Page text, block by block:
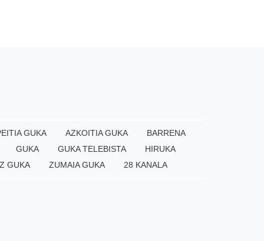
GUKA AZKOITIA GUKA
BARRENA
GUKA GUKA TELEBISTA
HIRUKA
GUKA ZUMAIA GUKA 28 KANALA